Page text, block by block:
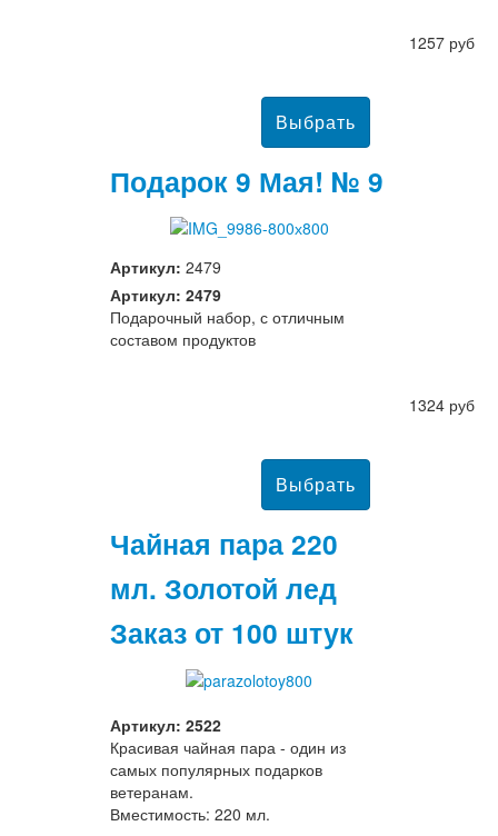
1257 руб
Подарок 9 Мая! № 9
Артикул: 2479
Артикул: 2479
Подарочный набор, с отличным
составом продуктов
1324 руб
Чайная пара 220
мл. Золотой лед
Заказ от 100 штук
Артикул: 2522
Красивая чайная пара - один из
самых популярных подарков
ветеранам.
Вместимость: 220 мл.